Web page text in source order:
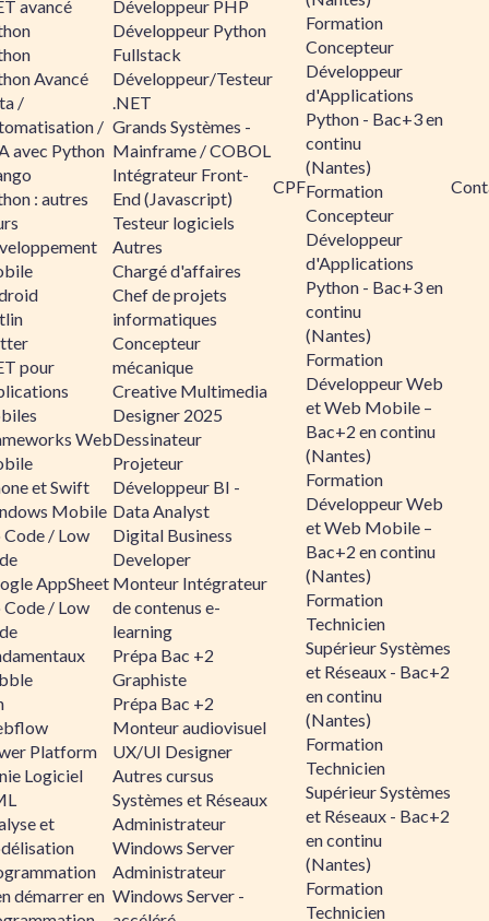
avancé
Avancé
/
/
avec Python
: autres
pour
Web
et Swift
Mobile
/ Low
AppSheet
/ Low
Platform
Logiciel
et
démarrer en
Développeur PHP
Développeur Python
Fullstack
Développeur/Testeur
.NET
Grands Systèmes -
Mainframe / COBOL
Intégrateur Front-
End (Javascript)
Testeur logiciels
Autres
Chargé d'affaires
Chef de projets
informatiques
Concepteur
mécanique
Creative Multimedia
Designer 2025
Dessinateur
Projeteur
Développeur BI -
Data Analyst
Digital Business
Developer
Monteur Intégrateur
de contenus e-
learning
Prépa Bac +2
Graphiste
Prépa Bac +2
Monteur audiovisuel
UX/UI Designer
Autres cursus
Systèmes et Réseaux
Administrateur
Windows Server
Administrateur
Windows Server -
CPF
Formation
Concepteur
Développeur
d'Applications
Python - Bac+3 en
continu
(Nantes)
Formation
Concepteur
Développeur
d'Applications
Python - Bac+3 en
continu
(Nantes)
Formation
Développeur Web
et Web Mobile –
Bac+2 en continu
(Nantes)
Formation
Développeur Web
et Web Mobile –
Bac+2 en continu
(Nantes)
Formation
Technicien
Supérieur Systèmes
et Réseaux - Bac+2
en continu
(Nantes)
Formation
Technicien
Supérieur Systèmes
et Réseaux - Bac+2
en continu
(Nantes)
Formation
Technicien